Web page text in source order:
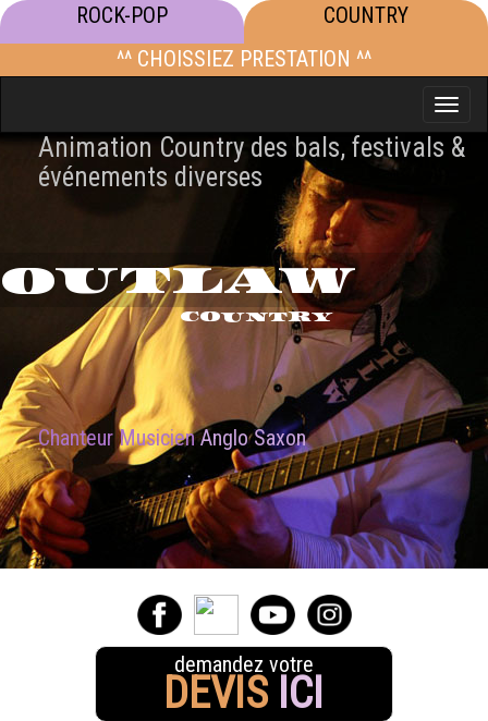
ROCK-POP
COUNTRY
^^ CHOISSIEZ PRESTATION ^^
Toggle
Animation Country des bals, festivals &
événements diverses
OUTLAW
COUNTRY
Chanteur MusicienAnglo Saxon
demandez votre
DEVIS ICI